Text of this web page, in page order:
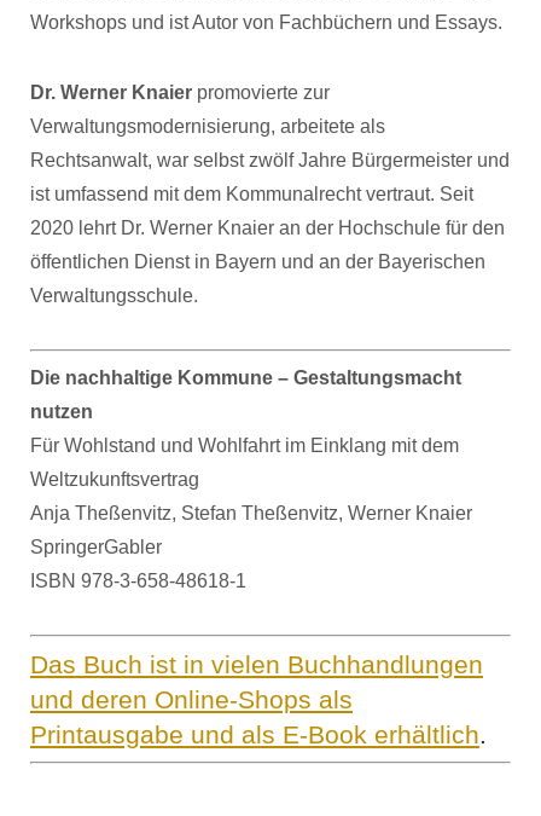
Workshops und ist Autor von Fachbüchern und Essays.
Dr. Werner Knaier promovierte zur
Verwaltungsmodernisierung, arbeitete als
Rechtsanwalt, war selbst zwölf Jahre Bürgermeister und
ist umfassend mit dem Kommunalrecht vertraut. Seit
2020 lehrt Dr. Werner Knaier an der Hochschule für den
öffentlichen Dienst in Bayern und an der Bayerischen
Verwaltungsschule.
Die nachhaltige Kommune – Gestaltungsmacht
nutzen
Für Wohlstand und Wohlfahrt im Einklang mit dem
Weltzukunftsvertrag
Anja Theßenvitz, Stefan Theßenvitz, Werner Knaier
SpringerGabler
ISBN 978-3-658-48618-1
Das Buch ist in vielen Buchhandlungen
und deren Online-Shops als
Printausgabe und als E-Book erhältlich.